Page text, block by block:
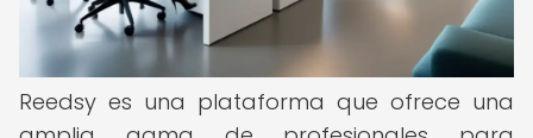
Reedsy es una plataforma que ofrece una